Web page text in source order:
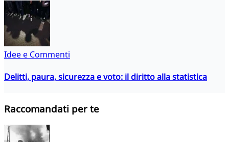
Idee e Commenti
Delitti, paura, sicurezza e voto: il diritto alla statistica
Raccomandati per te